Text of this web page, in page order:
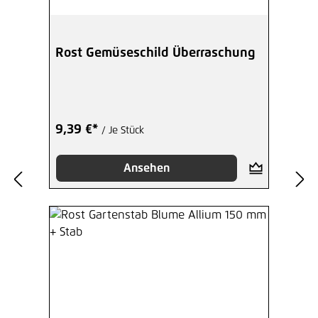
Rost Gemüseschild Überraschung
9,39 €* / Je Stück
Ansehen